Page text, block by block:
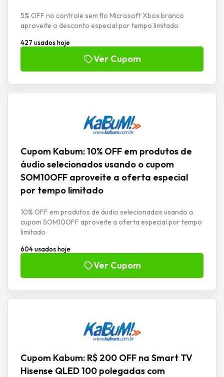
5% OFF no controle sem fio Microsoft Xbox branco
aproveite o desconto especial por tempo limitado
427 usados hoje
Ver Cupom
Cupom Kabum: 10% OFF em produtos de
áudio selecionados usando o cupom
SOM10OFF aproveite a oferta especial
por tempo limitado
10% OFF em produtos de áudio selecionados usando o
cupom SOM10OFF aproveite a oferta especial por tempo
limitado
604 usados hoje
Ver Cupom
Cupom Kabum: R$ 200 OFF na Smart TV
Hisense QLED 100 polegadas com